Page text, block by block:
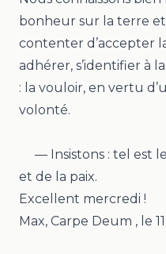
bonheur sur la terre et
contenter d’accepter
adhérer, s’identifier à
: la vouloir, en vertu
volonté.
— Insistons : tel est
et de la paix.
Excellent mercredi !
Max, Carpe Deum , le